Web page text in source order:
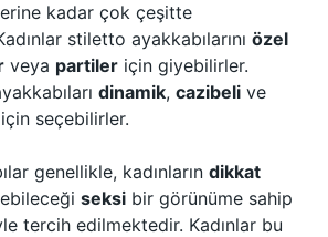
kadar çok çeşitte
stiletto ayakkabılarını özel
veya partiler için giyebilirler.
dinamik, cazibeli ve
seçebilirler.
genellikle, kadınların dikkat
seksi bir görünüme sahip
tercih edilmektedir. Kadınlar bu